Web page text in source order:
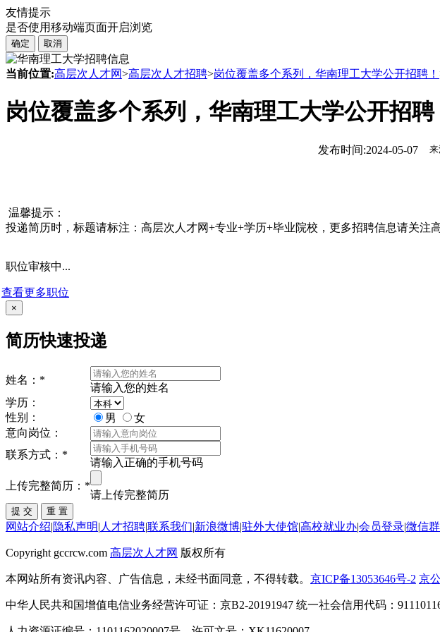
友情提示
是否使用移动端页面开启浏览
确定 取消
当前位置:高层次人才网>高层次人才招聘>岗位覆盖多个系列，华南理工大学公开招聘！
岗位覆盖多个系列，华南理工大学公开招聘
发布时间:2024-05-07
温馨提示：
投递简历时，标题请标注：高层次人才网+专业+学历+毕业院校，更多招聘信息请关注
职位审核中...
查看更多职位
×
简历快速投递
姓名： *
请输入您的姓名
学历：
性别：
男
女
意向岗位：
联系方式： *
请输入正确的手机号码
上传完整简历： *
请上传完整简历
网站介绍|隐私声明| 人才招聘|联系我们|新浪微博|驻外大使馆|高校就业办|会员登录|微信群
Copyright gccrcw.com 高层次人才网 版权所有
本网站所有资讯内容、广告信息，未经书面同意，不得转载。 京ICP备13053646号-2 京
中华人民共和国增值电信业务经营许可证：京B2-20191947 统一社会信用代码：